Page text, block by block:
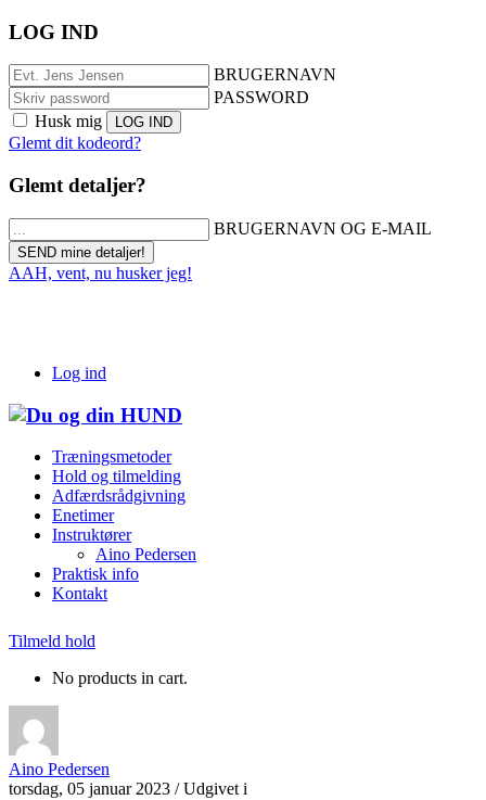
LOG IND
BRUGERNAVN
PASSWORD
Husk mig
Glemt dit kodeord?
Glemt detaljer?
BRUGERNAVN OG E-MAIL
AAH, vent, nu husker jeg!
Log ind
Træningsmetoder
Hold og tilmelding
Adfærdsrådgivning
Enetimer
Instruktører
Aino Pedersen
Praktisk info
Kontakt
Tilmeld hold
No products in cart.
Aino Pedersen
torsdag, 05 januar 2023 /Udgivet i